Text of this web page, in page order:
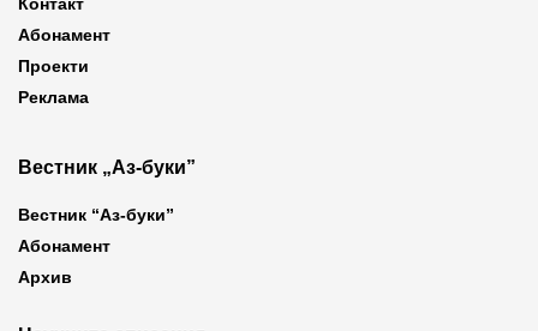
Абонамент
Проекти
Реклама
Вестник „Аз-буки”
Вестник “Аз-буки”
Абонамент
Архив